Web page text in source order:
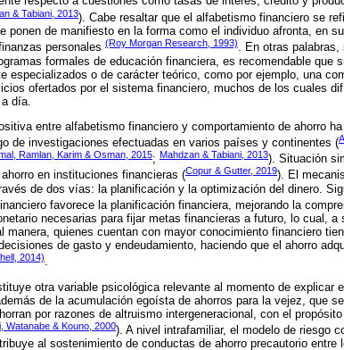
& Tabiani, 2013). Cabe resaltar que el alfabetismo financiero se
ponen de manifiesto en la forma como el individuo afronta, en
personales (Roy Morgan Research, 1993). En otras
formales de educación financiera, es recomendable que
especializados o de carácter teórico, como por ejemplo, una
ofertados por el sistema financiero, muchos de los cuales
día.
entre alfabetismo financiero y comportamiento de ahorro
de investigaciones efectuadas en varios países y continentes (
Ramlan, Karim & Osman, 2015; Mahdzan & Tabiani, 2013). Situación
en instituciones financieras (Copur & Gutter, 2019). El
de dos vías: la planificación y la optimización del dinero.
favorece la planificación financiera, mejorando la
necesarias para fijar metas financieras a futuro, lo cual,
manera, quienes cuentan con mayor conocimiento financiero
de gasto y endeudamiento, haciendo que el ahorro
2014).
otra variable psicológica relevante al momento de explicar
de la acumulación egoísta de ahorros para la vejez, que
por razones de altruismo intergeneracional, con el
Watanabe & Kouno, 2000). A nivel intrafamiliar, el modelo de riesgo
al sostenimiento de conductas de ahorro precautorio entre